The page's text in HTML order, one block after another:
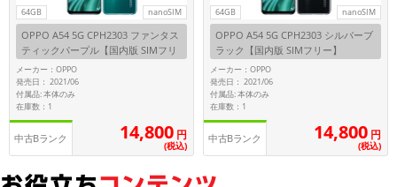
64GB nanoSIM
OPPO A54 5G CPH2303 ファンタス
ティックパープル【国内版 SIMフリ
ー】
メーカー：OPPO
発売日： 2021/06
付属品: 本体のみ
在庫数：1
中古Bランク 14,800 円
(税込)
64GB nanoSIM
OPPO A54 5G CPH2303 シルバーブ
ラック【国内版 SIMフリー】
メーカー：OPPO
発売日： 2021/06
付属品: 本体のみ
在庫数：1
中古Bランク 14,800 円
(税込)
シリーズ
商品シリーズ名・ブランド名の絞り込み。
「iPhone」「Xperia」「Galaxy」など
メーカー
製造、販売メーカーの絞り込み
「Apple」「SONY」「SHARP」など
機能・特徴
商品の搭載機能による絞り込み